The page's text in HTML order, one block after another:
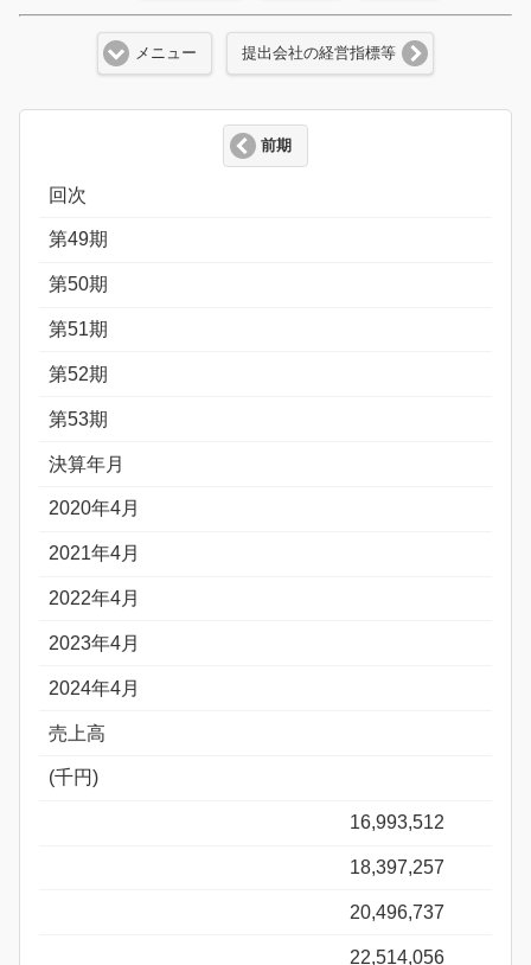
メニュー 提出会社の経営指標等
前期
回次
第49期
第50期
第51期
第52期
第53期
決算年月
2020年4月
2021年4月
2022年4月
2023年4月
2024年4月
売上高
(千円)
16,993,512
18,397,257
20,496,737
22,514,056